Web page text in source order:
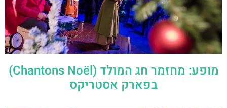
מופע: מחזמר חג המולד (Chantons Noël)
בפארק אסטריקס